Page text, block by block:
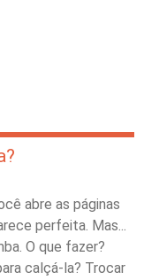
abre as páginas
perfeita. Mas...
O que fazer?
calçá-la? Trocar